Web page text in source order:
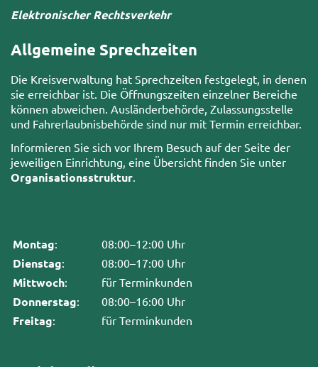
Elektronischer Rechtsverkehr
Allgemeine Sprechzeiten
Die Kreisverwaltung hat Sprechzeiten festgelegt, in denen
sie erreichbar ist. Die Öffnungszeiten einzelner Bereiche
können abweichen. Ausländerbehörde, Zulassungsstelle
und Fahrerlaubnisbehörde sind nur mit Termin erreichbar.
Informieren Sie sich vor Ihrem Besuch auf der Seite der
jeweiligen Einrichtung, eine Übersicht finden Sie unter
Organisationsstruktur.
Montag: 08:00–12:00 Uhr
Dienstag: 08:00–17:00 Uhr
Mittwoch: für Terminkunden
Donnerstag: 08:00–16:00 Uhr
Freitag: für Terminkunden